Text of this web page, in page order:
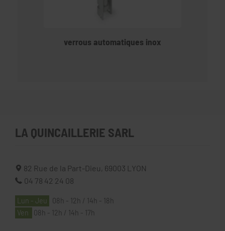
verrous automatiques inox
LA QUINCAILLERIE SARL
82 Rue de la Part-Dieu, 69003
LYON
04 78 42 24 08
Lun - Jeu
08h - 12h / 14h - 18h
Ven
08h - 12h / 14h - 17h